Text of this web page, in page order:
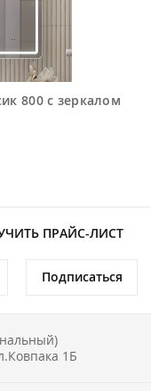
800 с зеркалом
ПРАЙС-ЛИСТ
Подписаться
1Б